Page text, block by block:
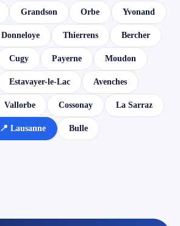
Grandson Orbe Yvonand
Donneloye Thierrens Bercher
Cugy Payerne Moudon
Estavayer-le-Lac Avenches
Vallorbe Cossonay La Sarraz
📍 Lausanne Bulle